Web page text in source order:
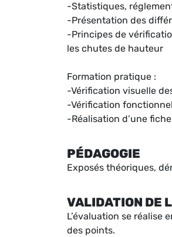
-Statistiques,
-Présentation des
-Principes de
les chutes de hauteur
Formation pratique :
-Vérification visuelle
-Vérification
-Réalisation d’une
PÉDAGOGIE
Exposés théoriques,
VALIDATION DE
L’évaluation se réalise
des points.